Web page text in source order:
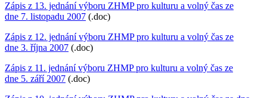
Zápis z 13. jednání výboru ZHMP pro kulturu a volný čas ze
dne 7. listopadu 2007 (.doc)
Zápis z 12. jednání výboru ZHMP pro kulturu a volný čas ze
dne 3. října 2007 (.doc)
Zápis z 11. jednání výboru ZHMP pro kulturu a volný čas ze
dne 5. září 2007 (.doc)